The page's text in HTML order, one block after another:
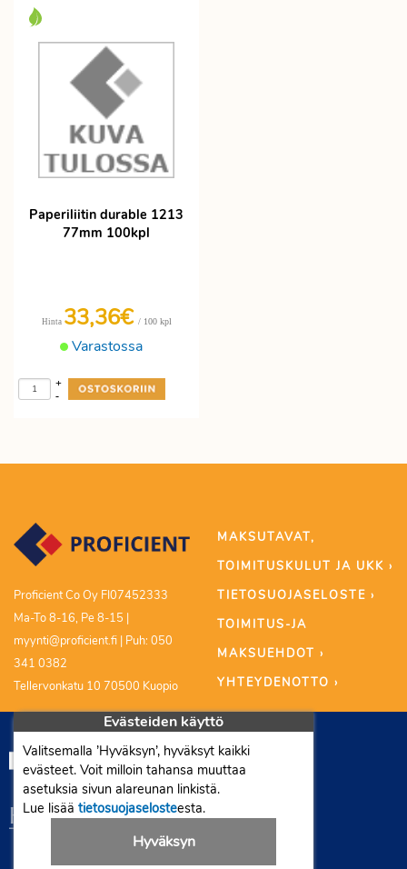
Paperiliitin durable 1213
77mm 100kpl
Varastossa
Hinta 33,36€ / 100 kpl
-
+
Proficient Co Oy FI07452333
Ma-To 8-16, Pe 8-15 |
myynti@proficient.fi | Puh: 050
341 0382
Tellervonkatu 10 70500 Kuopio
MAKSUTAVAT,
TOIMITUSKULUT JA UKK ›
TIETOSUOJASELOSTE ›
TOIMITUS-JA
MAKSUEHDOT ›
YHTEYDENOTTO ›
Evästeiden käyttö
Valitsemalla ’Hyväksyn’, hyväksyt kaikki
evästeet. Voit milloin tahansa muuttaa
asetuksia sivun alareunan linkistä.
Lue lisää tietosuojaselosteesta.
Hyväksyn